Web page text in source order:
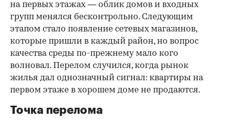
на первых этажах — облик домов и входных
групп менялся бесконтрольно. Следующим
этапом стало появление сетевых магазинов,
которые пришли в каждый район, но вопрос
качества среды по-прежнему мало кого
волновал. Перелом случился, когда рынок
жилья дал однозначный сигнал: квартиры на
первом этаже в хорошем доме не продаются.
Точка перелома